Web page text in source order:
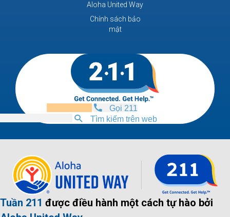
Aloha United Way
Chính sách bảo
mật
Gọi 211
Tìm kiếm trên web
Tuần 211 được điều hành một cách tự hào bởi